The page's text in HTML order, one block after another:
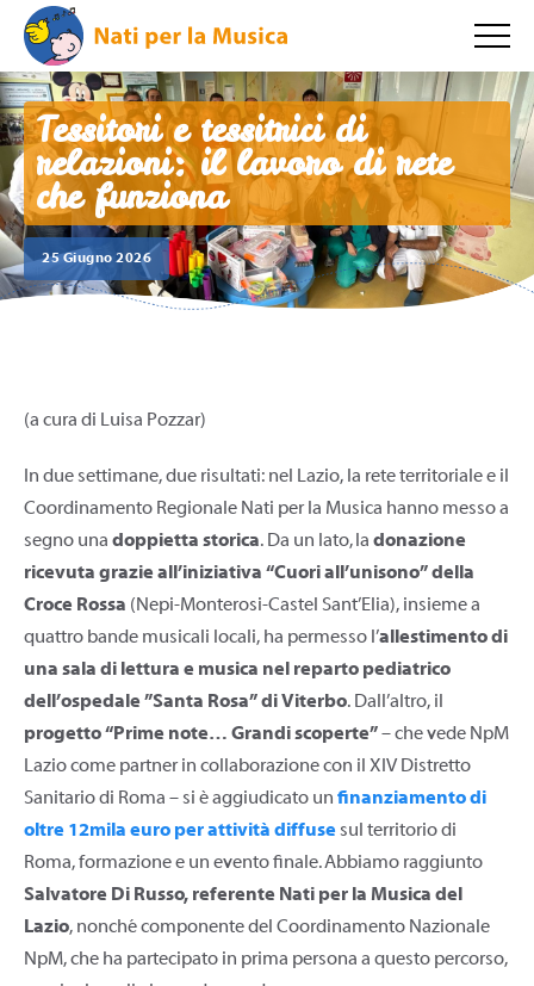
Tessitori e tessitrici di
relazioni: il lavoro di rete
che funziona
25 Giugno 2026
(a cura di Luisa Pozzar)
In due settimane, due risultati: nel Lazio, la rete territoriale e il
Coordinamento Regionale Nati per la Musica hanno messo a
segno una doppietta storica. Da un lato, la donazione
ricevuta grazie all’iniziativa “Cuori all’unisono” della
Croce Rossa (Nepi-Monterosi-Castel Sant’Elia), insieme a
quattro bande musicali locali, ha permesso l’allestimento di
una sala di lettura e musica nel reparto pediatrico
dell’ospedale ”Santa Rosa” di Viterbo. Dall’altro, il
progetto “Prime note… Grandi scoperte”– che vede NpM
Lazio come partner in collaborazione con il XIV Distretto
Sanitario di Roma – si è aggiudicato un finanziamento di
oltre 12mila euro per attività diffusesul territorio di
Roma, formazione e un evento finale. Abbiamo raggiunto
Salvatore Di Russo, referente Nati per la Musica del
Lazio, nonché componente del Coordinamento Nazionale
NpM, che ha partecipato in prima persona a questo percorso,